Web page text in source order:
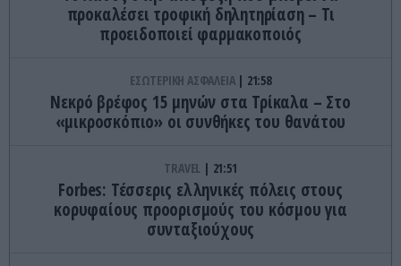
προκαλέσει τροφική δηλητηρίαση – Τι
προειδοποιεί φαρμακοποιός
ΕΣΩΤΕΡΙΚΗ ΑΣΦΑΛΕΙΑ 21:58
Νεκρό βρέφος 15 μηνών στα Τρίκαλα – Στο
«μικροσκόπιο» οι συνθήκες του θανάτου
TRAVEL 21:51
Forbes: Τέσσερις ελληνικές πόλεις στους
κορυφαίους προορισμούς του κόσμου για
συνταξιούχους